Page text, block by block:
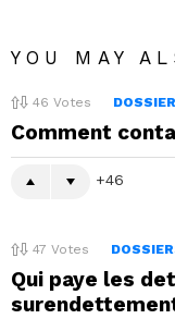
YOU MAY
46 Votes
Comment
46
47 Votes
Qui paye les